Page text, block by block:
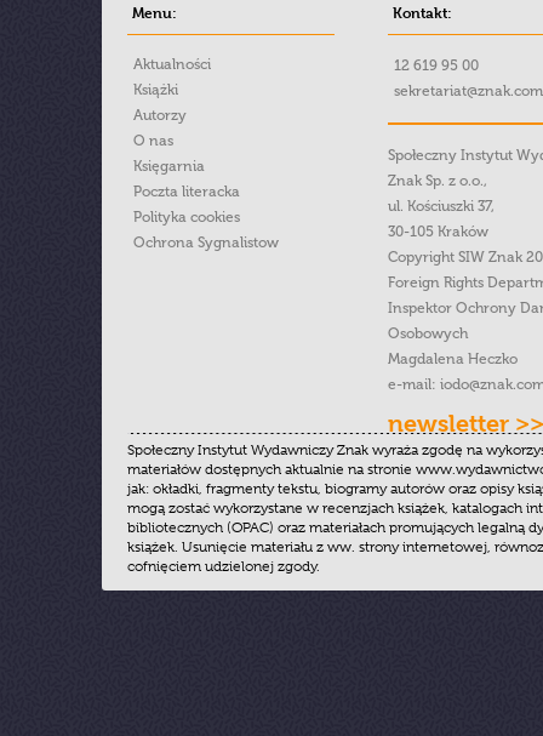
Menu:
Aktualności
Książki
Autorzy
O nas
Księgarnia
Poczta literacka
Polityka cookies
Ochrona Sygnalistow
Kontakt:
12 619 95 00
Społeczny Instytut
Znak Sp. z o.o.,
ul. Kościuszki 37,
30-105 Kraków
Copyright SIW Znak
Foreign Rights
Inspektor Ochrony
Osobowych
Magdalena Heczko
e-mail:
newsletter >>
Społeczny Instytut Wydawniczy Znak wyraża zgodę na
materiałów dostępnych aktualnie na stronie
jak: okładki, fragmenty tekstu, biogramy autorów oraz opisy
mogą zostać wykorzystane w recenzjach książek, katalogach
bibliotecznych (OPAC) oraz materiałach promujących legalną
książek. Usunięcie materiału z ww. strony internetowej,
cofnięciem udzielonej zgody.